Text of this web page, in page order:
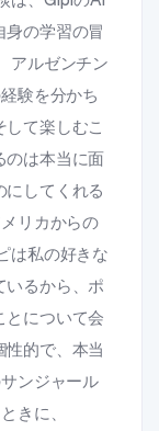
身の学習の冒
アルゼンチン
験を分かち
て楽しむこ
のは本当に面
にしてくれる
リカからの
は私の好きな
いるから、ポ
とについて会
性的で、本当
ンジャール
きに、